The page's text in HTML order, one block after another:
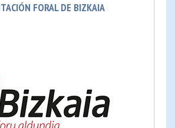
FORAL DE BIZKAIA